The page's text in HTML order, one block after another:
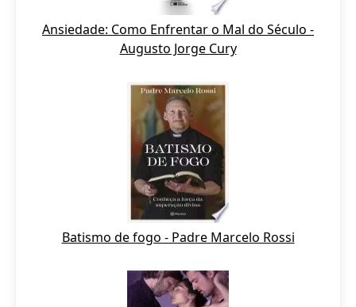
Ansiedade: Como Enfrentar o Mal do Século -
Augusto Jorge Cury
Batismo de fogo - Padre Marcelo Rossi